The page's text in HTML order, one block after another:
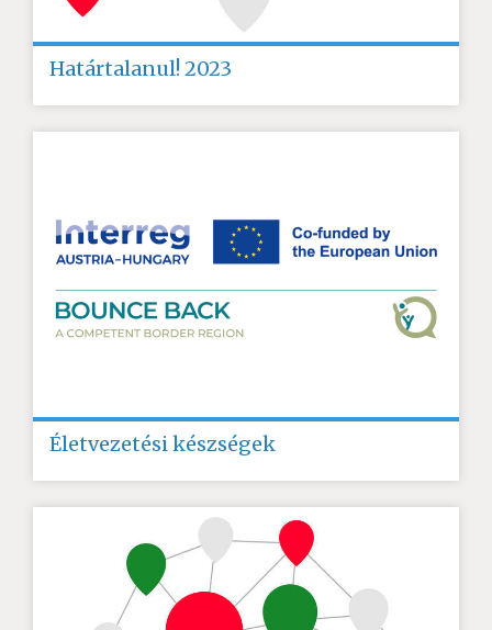
Határtalanul! 2023
Életvezetési készségek